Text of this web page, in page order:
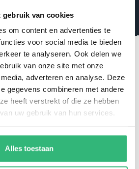
gebruik van cookies
om content en advertenties te
voor social media te bieden
te analyseren. Ook delen we
van onze site met onze
adverteren en analyse. Deze
gegevens combineren met andere
heeft verstrekt of die ze hebben
uw gebruik van hun services.
Alles toestaan
kopen bijikwiltegoed.nl
betaal je online op een
manier. Dit is dan ook
deze prepaid creditcards zo
heel snel en veilig
kaarten vervolgens direct